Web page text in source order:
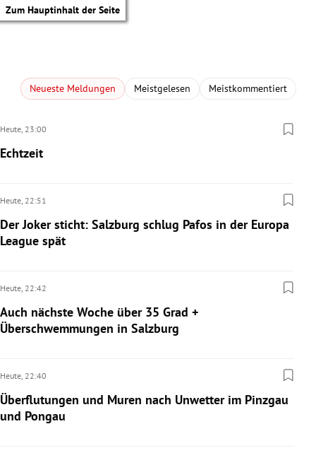
Zum Hauptinhalt der Seite
Untermenü
Untermenü
Untermenü
Neueste Meldungen Meistgelesen Meistkommentiert
Heute, 23:00
Echtzeit
Heute, 22:51
Der Joker sticht: Salzburg schlug Pafos in der Europa
League spät
Heute, 22:42
Auch nächste Woche über 35 Grad +
Überschwemmungen in Salzburg
Heute, 22:40
Überflutungen und Muren nach Unwetter im Pinzgau
und Pongau